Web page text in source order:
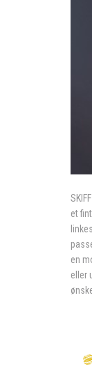
et
en
eller